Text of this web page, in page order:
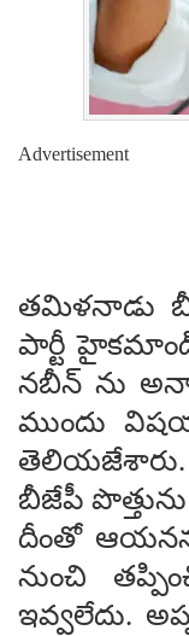
Advertisement
తమిళనాడు
పార్టీ
నబీన్ ను
ముందు
బీజేపీ
దీంతో
నుంచి
ఇవ్వలేదు.